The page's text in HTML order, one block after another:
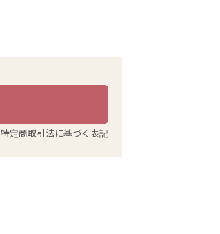
特定商取引法に基づく表記